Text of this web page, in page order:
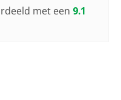
met een 9.1